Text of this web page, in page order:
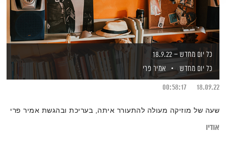
כל יום מחדש – 18.9.22
כל יום מחדש
אמיר פרי
18.09.22
00:58:17
שעה של מוזיקה מעולה להתעורר איתה, בעריכת ובהגשת אמיר פרי
אודיו